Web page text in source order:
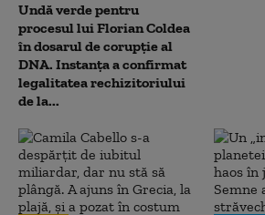
Undă verde pentru
procesul lui Florian Coldea
în dosarul de corupție al
DNA. Instanța a confirmat
legalitatea rechizitoriului
de la...